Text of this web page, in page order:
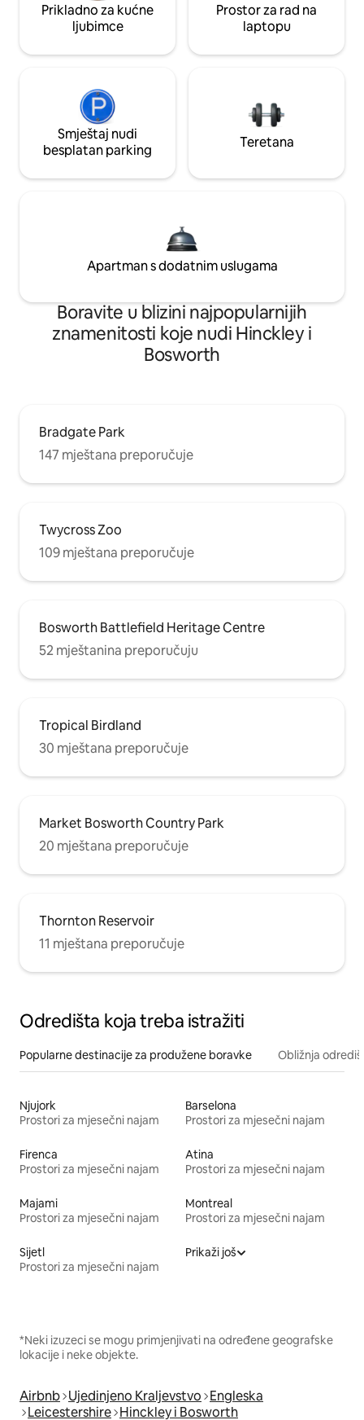
Prikladno za kućne
ljubimce
Prostor za rad na
laptopu
Smještaj nudi
besplatan parking
Teretana
Apartman s dodatnim uslugama
Boravite u blizini najpopularnijih
znamenitosti koje nudi Hinckley i
Bosworth
Bradgate Park
147 mještana preporučuje
Twycross Zoo
109 mještana preporučuje
Bosworth Battlefield Heritage Centre
52 mještanina preporučuju
Tropical Birdland
30 mještana preporučuje
Market Bosworth Country Park
20 mještana preporučuje
Thornton Reservoir
11 mještana preporučuje
Odredišta koja treba istražiti
Popularne destinacije za produžene boravke Obližnja
Njujork
Prostori za mjesečni najam
Barselona
Prostori za mjesečni najam
Firenca
Prostori za mjesečni najam
Atina
Prostori za mjesečni najam
Majami
Prostori za mjesečni najam
Montreal
Prostori za mjesečni najam
Sijetl
Prostori za mjesečni najam
Prikaži još
*Neki izuzeci se mogu primjenjivati na određene geografske
lokacije i neke objekte.
Airbnb Ujedinjeno Kraljevstvo Engleska
Leicestershire Hinckley i Bosworth